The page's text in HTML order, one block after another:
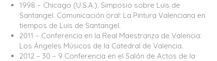
1998 – Chicago (U.S.A.). Simposio sobre Luis de
Santangel. Comunicación oral: La Pintura Valenciana en
tiempos de Luis de Santangel.
2011 – Conferencia en la Real Maestranza de Valencia:
Los Ángeles Músicos de la Catedral de Valencia.
2012 – 30 – 9 Conferencia en el Salón de Actos de la